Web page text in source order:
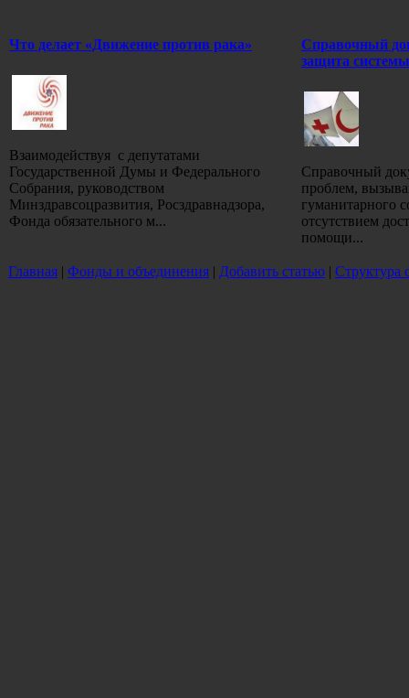
Что делает «Движение против рака»
Взаимодействуя с депутатами
Государственной Думы и Федерального
Собрания, руководством
Минздравсоцразвития, Росздравнадзора,
Фонда обязательного м...
Справочный
защита
Справочный
проблем,
гуманитарного
отсутствием
помощи...
Главная | Фонды и объединения | Добавить статью | Структура